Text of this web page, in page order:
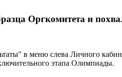
Оргкомитета и
в меню слева Личного
этапа Олимпиады.